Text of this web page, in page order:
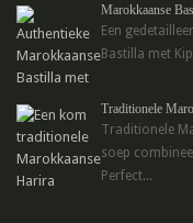
Marokkaanse
Een
Bastilla met
Traditionele
Traditionele
soep
Perfect...